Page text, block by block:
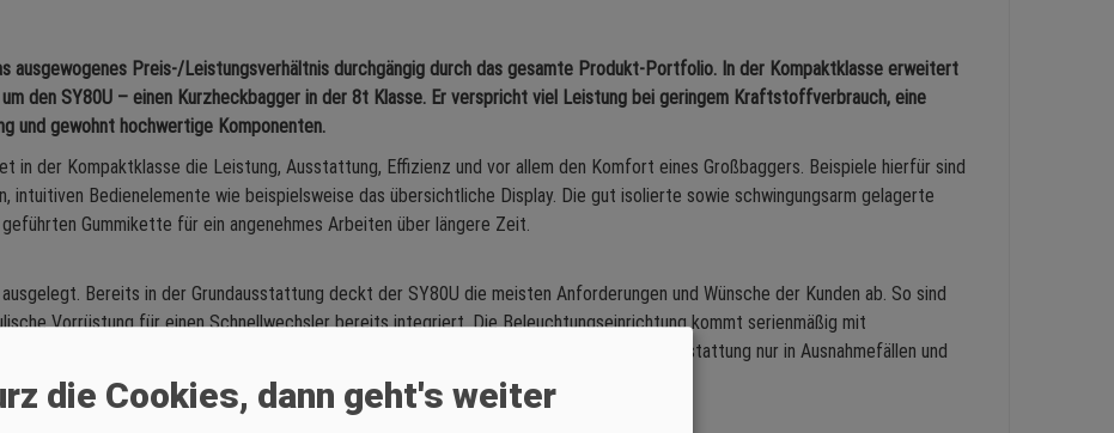
ausgewogenes Preis-/Leistungsverhältnis durchgängig durch das gesamte Produkt-Portfolio. In der Kompaktklasse erweitert
den SY80U – einen Kurzheckbagger in der 8t Klasse. Er verspricht viel Leistung bei geringem Kraftstoffverbrauch, eine
und gewohnt hochwertige Komponenten.
in der Kompaktklasse die Leistung, Ausstattung, Effizienz und vor allem den Komfort eines Großbaggers. Beispiele hierfür sind
Bedienelemente wie beispielsweise das übersichtliche Display. Die gut isolierte sowie schwingungsarm gelagerte
Gummikette für ein angenehmes Arbeiten über längere Zeit.
Bereits in der Grundausstattung deckt der SY80U die meisten Anforderungen und Wünsche der Kunden ab. So sind
Vorrüstung für einen Schnellwechsler bereits integriert. Die Beleuchtungseinrichtung kommt serienmäßig mit
gehören auch die Klimaautomatik sowie ein USB-Radio. So ist eine optionale Zusatzausstattung nur in Ausnahmefällen und
die Cookies, dann geht's weiter